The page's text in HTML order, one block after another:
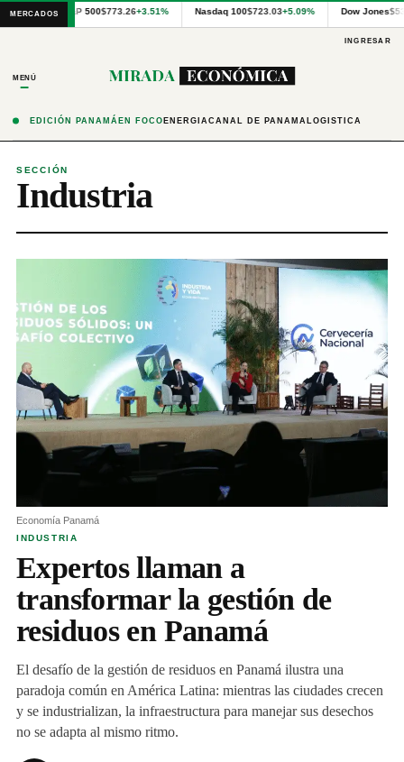
MERCADOS S&P 500$773.26+3.51% Nasdaq 100$723.03+5.09% Dow Jones
Cotizaciones
internacionales
Financial
Modeling
precios
por
Latinex
para
INGRESAR
MENÚ
EDICIÓN PANAMÁ EN FOCO ENERGÍACANAL DE PANAMÁ LOGÍSTICA
SECCIÓN
Industria
INDUSTRIA
Expertos llaman a
transformar la gestión de
residuos en Panamá
El desafío de la gestión de residuos en Panamá ilustra una
paradoja común en América Latina: mientras las ciudades crecen
y se industrializan, la infraestructura para manejar sus desechos
no se adapta al mismo ritmo.
Economía Panamá